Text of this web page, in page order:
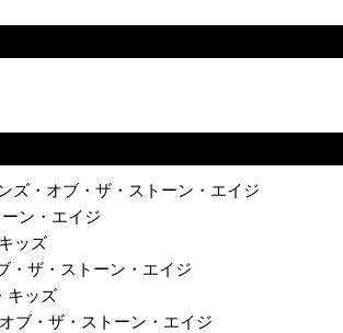
ズ・オブ・ザ・ストーン・エイジ
ン・エイジ
ッズ
・ザ・ストーン・エイジ
キッズ
ブ・ザ・ストーン・エイジ